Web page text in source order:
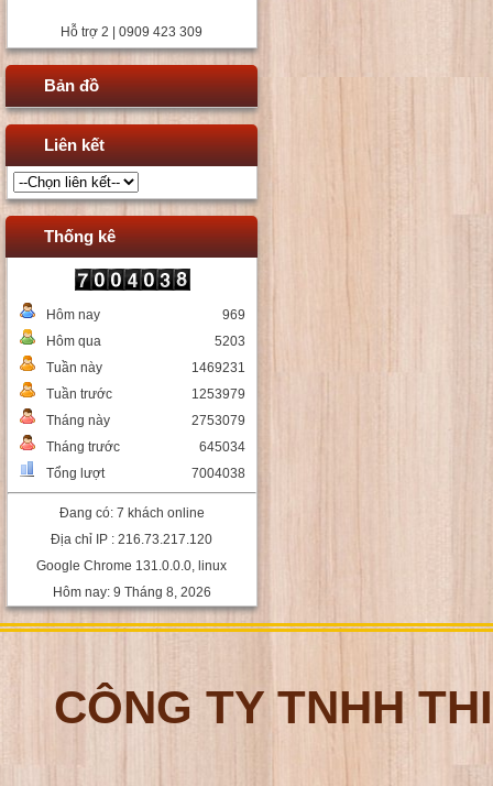
Hỗ trợ 2 | 0909 423 309
Bản đồ
Liên kết
Thống kê
Hôm nay
969
Hôm qua
5203
Tuần này
1469231
Tuần trước
1253979
Tháng này
2753079
Tháng trước
645034
Tổng lượt
7004038
Đang có: 7 khách online
Địa chỉ IP : 216.73.217.120
Google Chrome 131.0.0.0, linux
Hôm nay: 9 Tháng 8, 2026
CÔNG TY TNHH